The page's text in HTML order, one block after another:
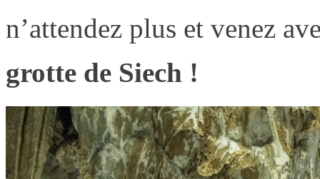
n’attendez plus et venez
grotte de Siech !